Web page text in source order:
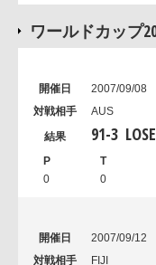
ワールドカップ
2007/09/08
AUS
91-3 LOSE
0 0
2007/09/12
FIJI